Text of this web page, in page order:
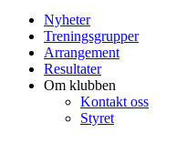
Nyheter
Treningsgrupper
Arrangement
Resultater
Om klubben
Kontakt oss
Styret